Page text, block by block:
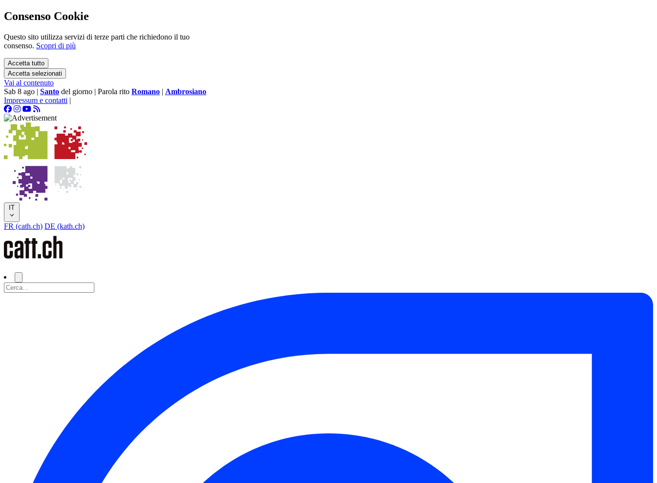
Consenso Cookie
Questo sito utilizza servizi di terze parti che richiedono il tuo
consenso. Scopri di più
Accetta tutto
Accetta selezionati
Vai al contenuto
Sab 8 ago | Santo del giorno | Parola rito Romano | Ambrosiano
Impressum e contatti |
IT
FR (cath.ch) DE (kath.ch)